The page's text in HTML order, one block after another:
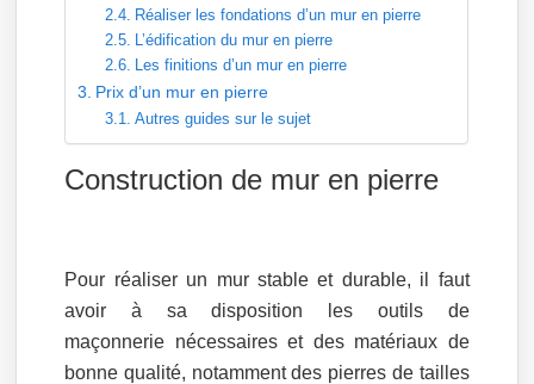
Réaliser les fondations d’un mur en pierre
L’édification du mur en pierre
Les finitions d’un mur en pierre
Prix d’un mur en pierre
Autres guides sur le sujet
Construction de mur en pierre
Pour réaliser un mur stable et durable, il faut
avoir à sa disposition les outils de
maçonnerie nécessaires et des matériaux de
bonne qualité, notamment des pierres de tailles